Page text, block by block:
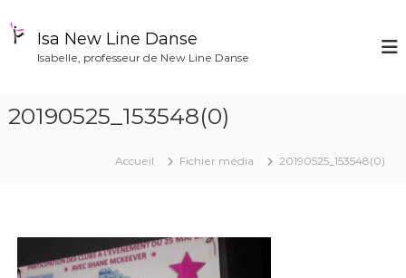
Isa New Line Danse
Isabelle, professeur de New Line Danse
20190525_153548(0)
Accueil Fichier média 20190525_153548(0)